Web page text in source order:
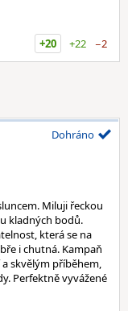
+20
+22 −2
Dohráno
Miluji řeckou
kladných bodů.
která se na
i chutná. Kampaň
skvělým příběhem,
Perfektně vyvážené